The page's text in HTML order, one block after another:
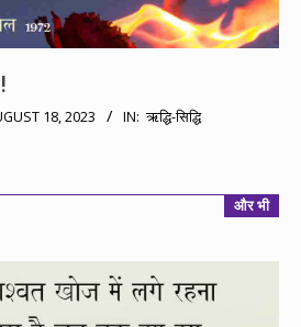
18, 2023 IN: ऋद्धि-सिद्धि
और भी